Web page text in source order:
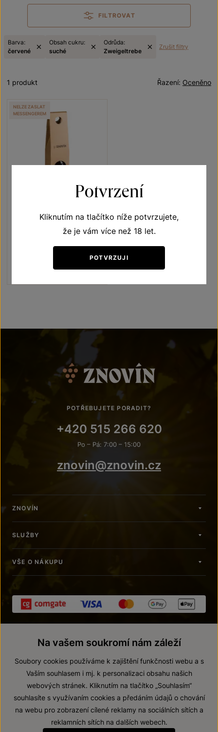
FILTROVAT
Barva:
červené
Obsah cukru:
suché
Odrůda:
Zweigeltrebe
Zrušit filtry
Oceněno
Řazení:
1 produkt
Zweigeltrebe
NELZE ZASLAT
MESSENGEREM
POTŘEBUJETE PORADIT?
+420 515 266 620
Po – Pá: 7:00 – 15:00
znovin@znovin.cz
ZNOVÍN
SLUŽBY
VŠE O NÁKUPU
© 2026 ZNOVÍN ZNOJMO, a. s.
Prohlášení o přístupnosti
Potvrzení
Kliknutím na tlačítko níže potvrzujete,
že je vám více než 18 let.
POTVRZUJI
Na vašem soukromí nám záleží
Soubory cookies používáme k zajištění funkčnosti webu a s
Vaším souhlasem i mj. k personalizaci obsahu našich
webových stránek. Kliknutím na tlačítko „Souhlasím“
souhlasíte s využívaním cookies a předáním údajů o chování
na webu pro zobrazení cílené reklamy na sociálních sítích a
reklamních sítích na dalších webech.